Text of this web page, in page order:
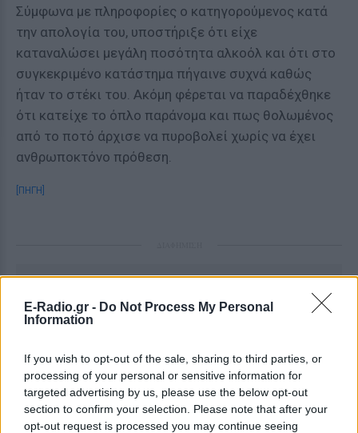
E-Radio.gr - Do Not Process My Personal
Information
If you wish to opt-out of the sale, sharing to third parties, or
processing of your personal or sensitive information for
targeted advertising by us, please use the below opt-out
section to confirm your selection. Please note that after your
opt-out request is processed you may continue seeing
Σύμφωνα με πληροφορίες ο κατηγορούμενος κατά
την απολογία του, υποστήριξε ότι είχε
καταναλώσει μεγάλη ποσότητα αλκοόλ και ότι στο
συγκεκριμένο κατάστημα πήγαινε συχνά καθώς
ήταν το στέκι του. Ακόμη φέρεται να παραδέχθηκε
ότι κατείχε το όπλο παράνομα και πως θολωμένος
από το ποτό άρχισε να πυροβολεί χωρίς να έχει
ανθρωποκτόνο πρόθεση.
[ΠΗΓΗ]